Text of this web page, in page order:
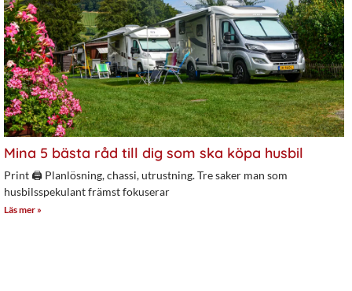
Mina 5 bästa råd till dig som ska köpa husbil
Print 🖨 Planlösning, chassi, utrustning. Tre saker man som
husbilsspekulant främst fokuserar
Läs mer »